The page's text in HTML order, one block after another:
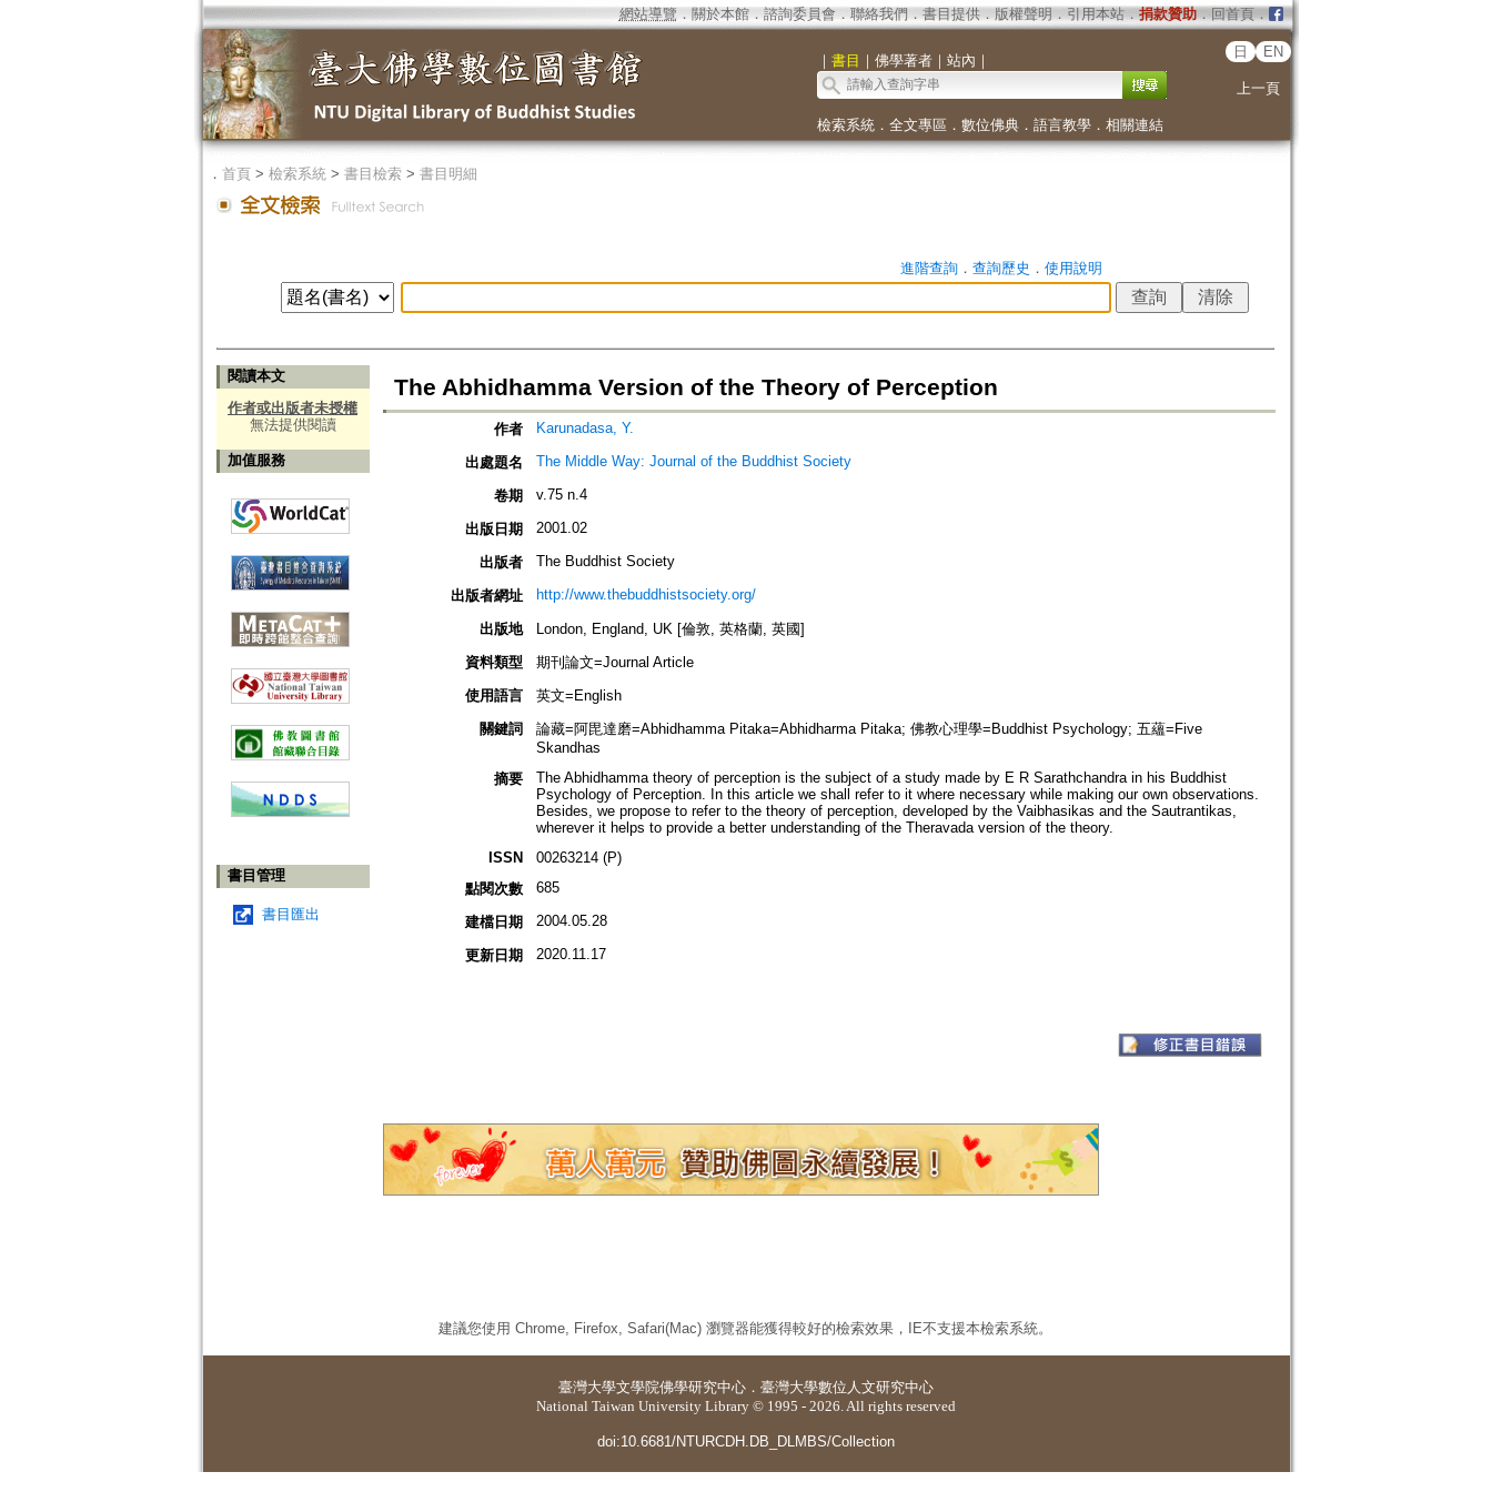
網站導覽 ． 關於本館． 諮詢委員會． 聯絡我們 ． 書目提供． 版權聲明 ． 引用本站． 捐款贊助．回首頁．
｜ 書目 ｜ 佛學著者｜ 站內 ｜
日 EN
上一頁
檢索系統． 全文專區 ． 數位佛典． 語言教學． 相關連結
． 首頁> 檢索系統> 書目檢索> 書目明細
進階查詢． 查詢歷史 ． 使用說明
閱讀本文
作者或出版者未授權
無法提供閱讀
加值服務
書目管理
書目匯出
The Abhidhamma Version of the Theory of Perception
作者 Karunadasa, Y.
出處題名 The Middle Way: Journal of the Buddhist Society
卷期 v.75 n.4
出版日期 2001.02
出版者 The Buddhist Society
出版者網址 http://www.thebuddhistsociety.org/
出版地
London, England, UK [倫敦, 英格蘭, 英國]
資料類型
期刊論文=Journal Article
使用語言
英文=English
關鍵詞
論藏=阿毘達磨=Abhidhamma Pitaka=Abhidharma Pitaka; 佛教心理學=Buddhist Psychology; 五蘊=Five
Skandhas
摘要
The Abhidhamma theory of perception is the subject of a study made by E R Sarathchandra in his Buddhist
Psychology of Perception. In this article we shall refer to it where necessary while making our own observations.
Besides, we propose to refer to the theory of perception, developed by the Vaibhasikas and the Sautrantikas,
wherever it helps to provide a better understanding of the Theravada version of the theory.
ISSN
00263214 (P)
點閱次數
685
建檔日期 2004.05.28
更新日期 2020.11.17
建議您使用 Chrome, Firefox, Safari(Mac) 瀏覽器能獲得較好的檢索效果，IE不支援本檢索系統。
臺灣大學文學院佛學研究中心 ． 臺灣大學數位人文研究中心
National Taiwan University Library © 1995 - 2026. All rights reserved
doi:10.6681/NTURCDH.DB_DLMBS/Collection